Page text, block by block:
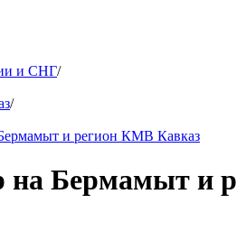
и СНГ/
/
и регион КМВ Кавказ
на Бермамыт и